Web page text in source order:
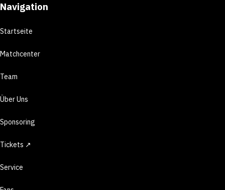
Navigation
Startseite
Matchcenter
Team
Über Uns
Sponsoring
Tickets ↗
Service